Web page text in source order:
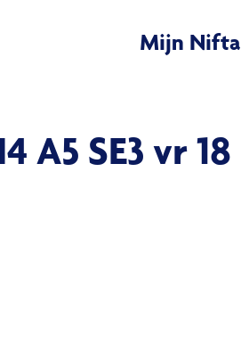
Mijn
A5 SE3 vr 18